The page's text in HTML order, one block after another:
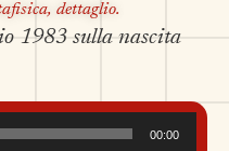
dettaglio.
1983 sulla nascita
00:00